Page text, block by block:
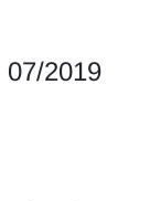
07/2019